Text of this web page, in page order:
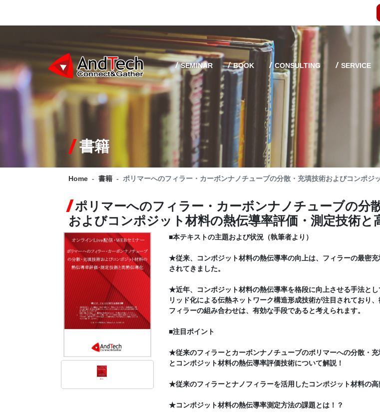
SEMINAR BOOK CONSULTING SERVICE
書籍
Home 書籍 ポリマーへのフィラー・カーボンナノチューブの分散・充填技術およびコンポジ
ポリマーへのフィラー・カーボンナノチューブの分
およびコンポジット材料の熱伝導率評価・測定技術と
■本テキストの主題および状況（執筆者より）
★従来、コンポジット材料の熱伝導率の向上は、フィラーの最密
されてきました。
★近年、コンポジット材料の熱伝導率を格段に向上させる手法と
リッド化による伝熱ネットワーク構造形成技術が注目されており
フィラーの組み合わせは、有効な手段であると考えられます。
■注目ポイント
★従来のフィラーとカーボンナノチューブのポリマーへの分散・
とコンポジット材料の熱伝導率評価技術について解説！
★従来のフィラーとナノフィラーを活用したコンポジット材料の高
★コンポジット材料の熱伝導率測定方法の課題とは！？